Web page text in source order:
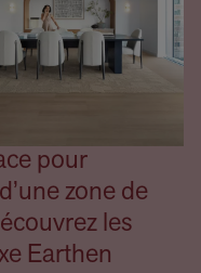
pour
zone de
les
Earthen